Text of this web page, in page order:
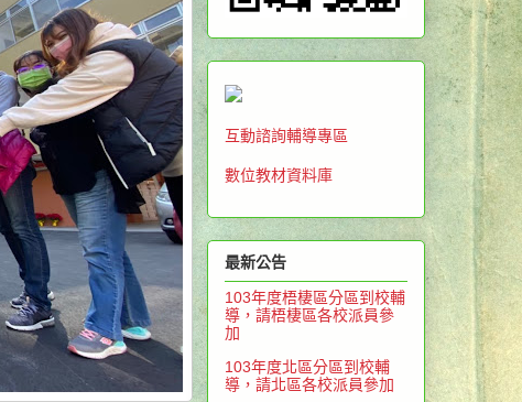
互動諮詢輔導專區
數位教材資料庫
最新公告
103年度梧棲區分區到校輔
導，請梧棲區各校派員參
加
103年度北區分區到校輔
導，請北區各校派員參加